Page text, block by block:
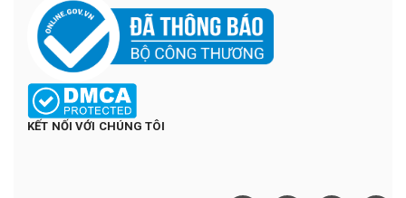
KẾT NỐI VỚI CHÚNG TÔI